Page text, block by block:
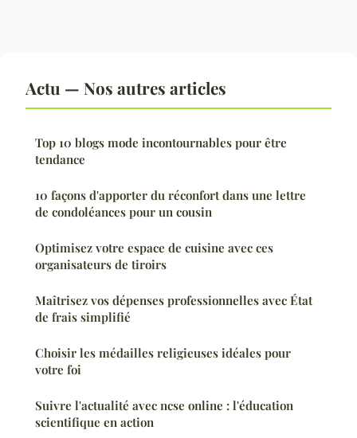
Actu — Nos autres articles
Top 10 blogs mode incontournables pour être
tendance
10 façons d'apporter du réconfort dans une lettre
de condoléances pour un cousin
Optimisez votre espace de cuisine avec ces
organisateurs de tiroirs
Maîtrisez vos dépenses professionnelles avec État
de frais simplifié
Choisir les médailles religieuses idéales pour
votre foi
Suivre l'actualité avec ncse online : l'éducation
scientifique en action